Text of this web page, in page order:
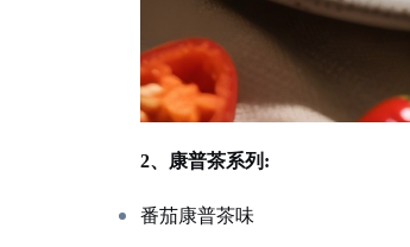
2、康普茶系列:
番茄康普茶味